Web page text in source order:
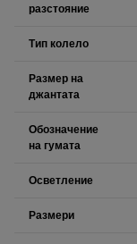
разстояние
Тип колело
Размер на
джантата
Обозначение
на гумата
Осветление
Размери